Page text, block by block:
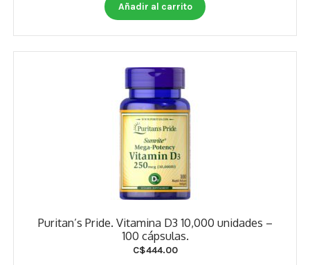
Añadir al carrito
Puritan’s Pride. Vitamina D3 10,000 unidades –
100 cápsulas.
C$444.00